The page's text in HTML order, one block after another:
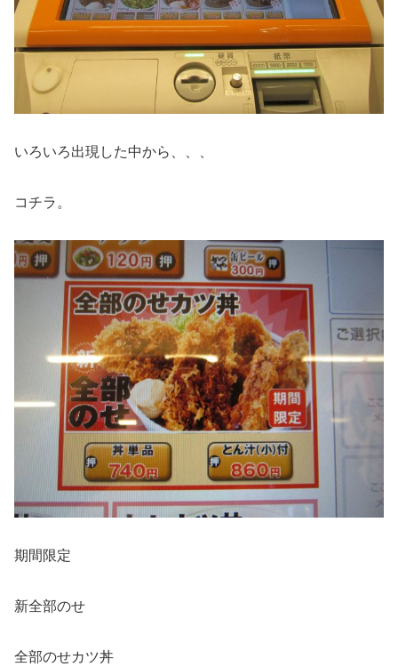
いろいろ出現した中から、、、
コチラ。
期間限定
新全部のせ
全部のせカツ丼